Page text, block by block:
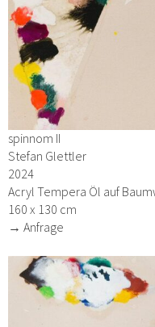
spinnom II
Stefan Glettler
2024
Acryl Tempera Öl auf
160 x 130 cm
→ Anfrage